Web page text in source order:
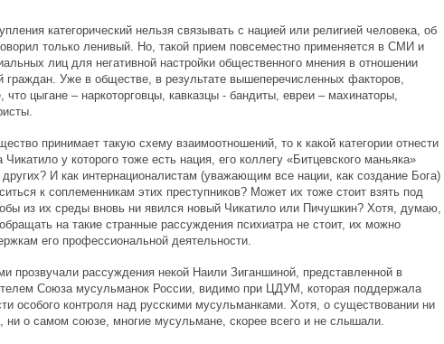
категорический нельзя связывать с нацией или религией человека, об
только ленивый. Но, такой прием повсеместно применяется в СМИ и
лиц для негативной настройки общественного мнения в отношении
граждан. Уже в обществе, в результате вышеперечисленных факторов,
что цыгане – наркоторговцы, кавказцы - бандиты, евреи – махинаторы,
принимает такую схему взаимоотношений, то к какой категории отнести
Чикатило у которого тоже есть нация, его коллегу «Битцевского маньяка»
И как интернационалистам (уважающим все нации, как создание Бога)
к соплеменникам этих преступников? Может их тоже стоит взять под
из их среды вновь ни явился новый Чикатило или Пичушкин? Хотя, думаю,
на такие странные рассуждения психиатра не стоит, их можно
его профессиональной деятельности.
прозвучали рассуждения некой Наили Зиганшиной, представленной в
Союза мусульманок России, видимо при ЦДУМ, которая поддержала
особого контроля над русскими мусульманками. Хотя, о существовании ни
ни о самом союзе, многие мусульмане, скорее всего и не слышали.